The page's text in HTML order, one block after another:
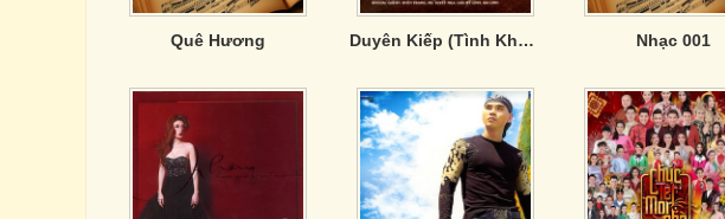
Quê Hương Duyên Kiếp (Tình Khúc Lam Phương 2) Nhạc 001